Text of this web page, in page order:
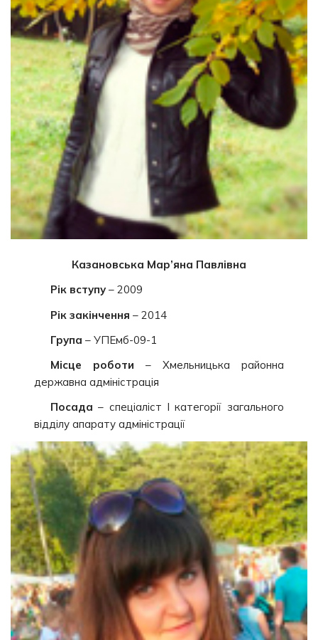
Казановська Мар’яна Павлівна
Рік вступу– 2009
Рік закінчення – 2014
Група – УПЕмб-09-1
Місце роботи – Хмельницька районна
державна адміністрація
Посада – спеціаліст І категорії загального
відділу апарату адміністрації